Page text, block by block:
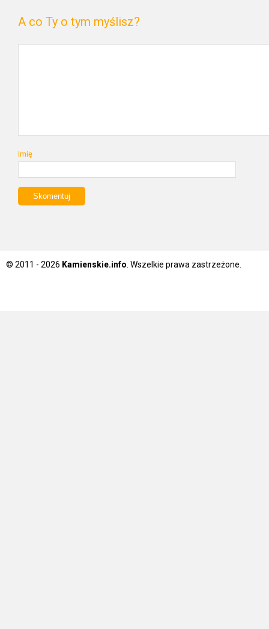
A co Ty o tym myślisz?
Imię
© 2011 - 2026 Kamienskie.info . Wszelkie prawa zastrzeżone.